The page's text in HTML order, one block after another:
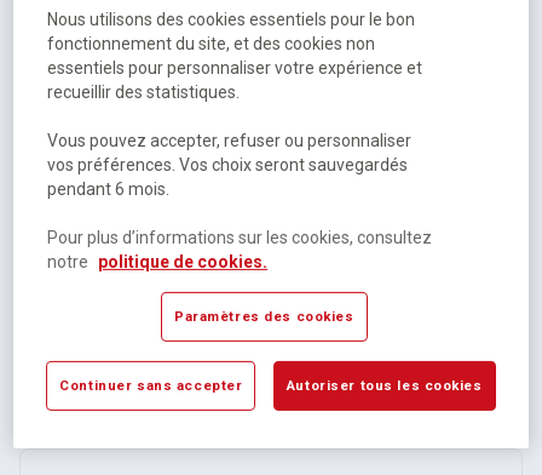
Batem, Adam, ...
Bi-pack t20 + t11 (offert) marsupilami
9,95 €HT
10,50 €
Nous utilisons des cookies essentiels pour le bon
fonctionnement du site, et des cookies non
essentiels pour personnaliser votre expérience et
recueillir des statistiques.
Vous pouvez accepter, refuser ou personnaliser
vos préférences. Vos choix seront sauvegardés
pendant 6 mois.
Pour plus d’informations sur les cookies, consultez
notre
politique de cookies.
Paramètres des cookies
Continuer sans accepter Autoriser tous les cookies